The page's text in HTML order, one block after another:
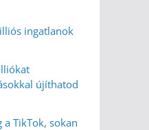
ingatlanok
újíthatod
TikTok, sokan